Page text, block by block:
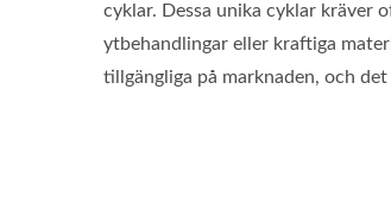
cyklar. Dessa unika cyklar kräver
ytbehandlingar eller kraftiga
tillgängliga på marknaden, och